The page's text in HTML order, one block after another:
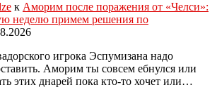
к Аморим после поражения от «Челси»:
неделю примем решения по
игрока Эспумизана надо
Аморим ты совсем ебнулся или
этих днарей пока кто-то хочет или…